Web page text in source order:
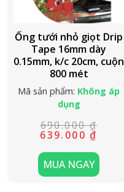
Ống tưới nhỏ giọt Drip
Tape 16mm dày
0.15mm, k/c 20cm, cuộn
800 mét
Mã sản phẩm: Không áp
dụng
690.000₫
Giá
là:
690.000 ₫.
639.000₫
Giá
hiện
tại
là:
639.000 ₫.
MUA NGAY